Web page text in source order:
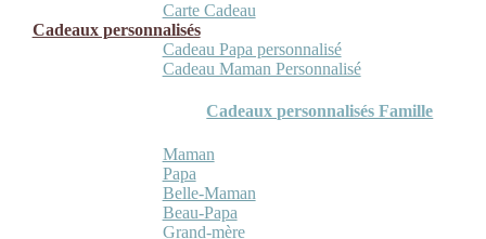
Carte Cadeau
Cadeaux personnalisés
Cadeau Papa personnalisé
Cadeau Maman Personnalisé
Cadeaux personnalisés Famille
Maman
Papa
Belle-Maman
Beau-Papa
Grand-mère